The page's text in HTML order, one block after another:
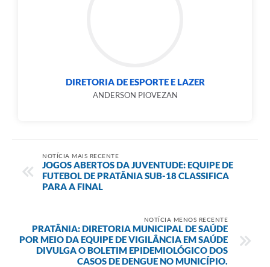
DIRETORIA DE ESPORTE E LAZER
ANDERSON PIOVEZAN
NOTÍCIA MAIS RECENTE
JOGOS ABERTOS DA JUVENTUDE: EQUIPE DE
FUTEBOL DE PRATÂNIA SUB-18 CLASSIFICA
PARA A FINAL
NOTÍCIA MENOS RECENTE
PRATÂNIA: DIRETORIA MUNICIPAL DE SAÚDE
POR MEIO DA EQUIPE DE VIGILÂNCIA EM SAÚDE
DIVULGA O BOLETIM EPIDEMIOLÓGICO DOS
CASOS DE DENGUE NO MUNICÍPIO.